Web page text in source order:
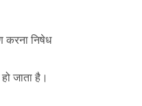
करना निषेध
जाता है।